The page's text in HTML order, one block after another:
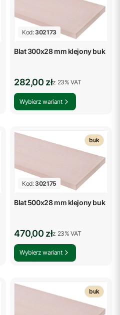
Kod:302173
Blat 300x28 mm klejony buk
Cena brutto
282,00 złz %s VAT
z 23% VAT
Wybierz wariant
Kod:302175
buk
Blat 500x28 mm klejony buk
Cena brutto
470,00 złz %s VAT
z 23% VAT
Wybierz wariant
buk